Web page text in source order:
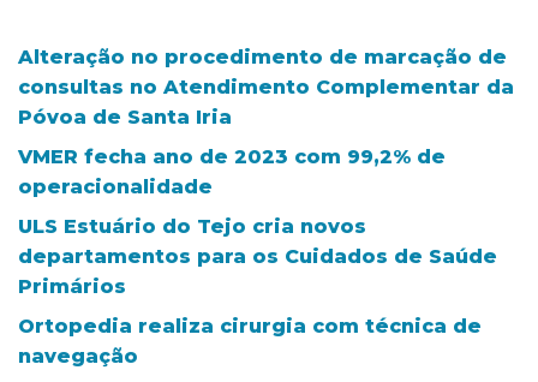
Alteração no procedimento de marcação de
consultas no Atendimento Complementar da
Póvoa de Santa Iria
VMER fecha ano de 2023 com 99,2% de
operacionalidade
ULS Estuário do Tejo cria novos
departamentos para os Cuidados de Saúde
Primários
Ortopedia realiza cirurgia com técnica de
navegação